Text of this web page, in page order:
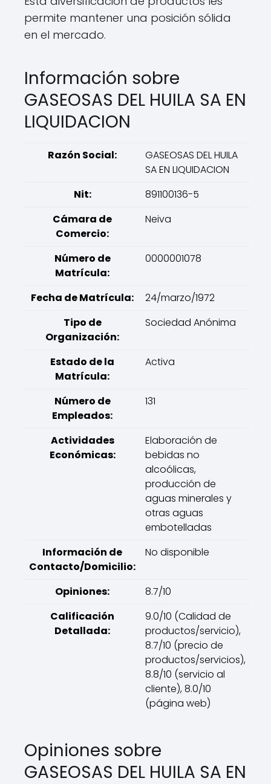
permite mantener una posición sólida
en el mercado.
Información sobre
GASEOSAS DEL HUILA SA EN
LIQUIDACION
Razón Social:
GASEOSAS DEL HUILA
SA EN LIQUIDACION
Nit:
891100136-5
Cámara de
Comercio:
Neiva
Número de
Matrícula:
0000001078
Fecha de Matrícula:
24/marzo/1972
Tipo de
Organización:
Sociedad Anónima
Estado de la
Matrícula:
Activa
Número de
Empleados:
131
Actividades
Económicas:
Elaboración de
bebidas no
alcoólicas,
producción de
aguas minerales y
otras aguas
embotelladas
Información de
Contacto/Domicilio:
No disponible
Opiniones:
8.7/10
Calificación
Detallada:
9.0/10 (Calidad de
productos/servicio),
8.7/10 (precio de
productos/servicios),
8.8/10 (servicio al
cliente), 8.0/10
(página web)
Opiniones sobre
GASEOSAS DEL HUILA SA EN